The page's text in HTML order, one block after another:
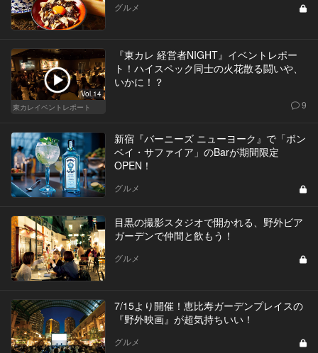
グルメ
Vol.14
東カレイベントレポート
『東カレ 経営者NIGHT』イベントレポー
ト！ハイスペック同士の火花散る闘いや、
いかに！？
9
新宿『バーニーズ ニューヨーク』で「ボン
ベイ・サファイア」のBarが期間限定
OPEN！
グルメ
目黒の撮影スタジオで開かれる、野外ビア
ガーデンで仲間と飲もう！
グルメ
7/15より開催！恵比寿ガーデンプレイスの
『野外映画』が超気持ちいい！
グルメ